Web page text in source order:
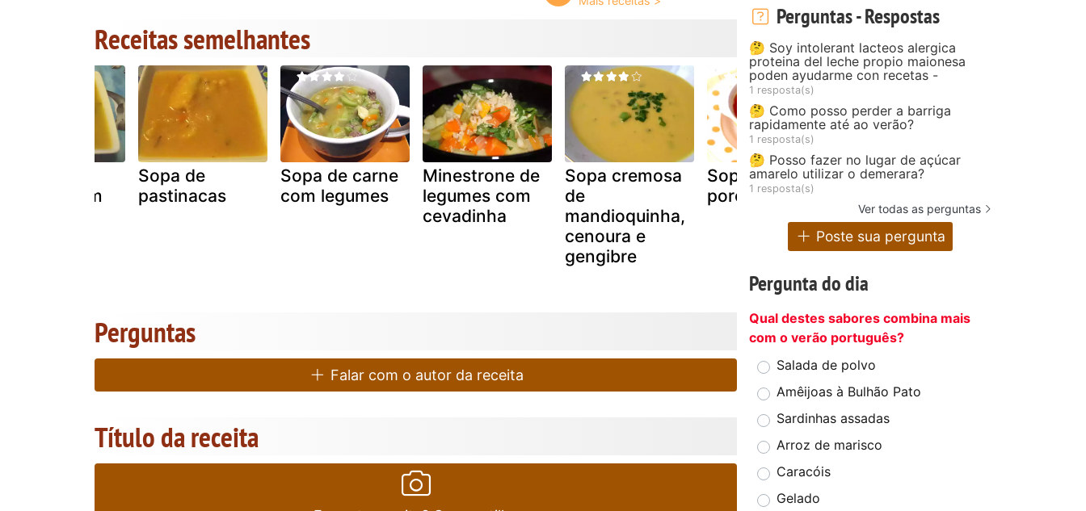
Receitas semelhantes
com
Sopa de
pastinacas
Sopa de carne
com legumes
Minestrone de
legumes com
cevadinha
Sopa cremosa
de
mandioquinha,
cenoura e
gengibre
Sopa de alho-
poró (vegana)
Sopa de
legumes
Perguntas
Falar com o autor da receita
Título da receita
Perguntas - Respostas
🤔 Soy intolerant lacteos alergica
proteina del leche propio maionesa
poden ayudarme con recetas -
1 resposta(s)
🤔 Como posso perder a barriga
rapidamente até ao verão?
1 resposta(s)
🤔 Posso fazer no lugar de açúcar
amarelo utilizar o demerara?
1 resposta(s)
Ver todas as perguntas
Poste sua pergunta
Pergunta do dia
Qual destes sabores combina mais
com o verão português?
Salada de polvo
Amêijoas à Bulhão Pato
Sardinhas assadas
Arroz de marisco
Caracóis
Gelado